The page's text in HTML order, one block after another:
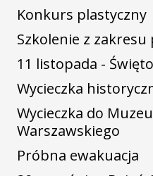
Konkurs plastyczny
Szkolenie z
11 listopada -
Wycieczka
Wycieczka do
Warszawskiego
Próbna ewakuacja